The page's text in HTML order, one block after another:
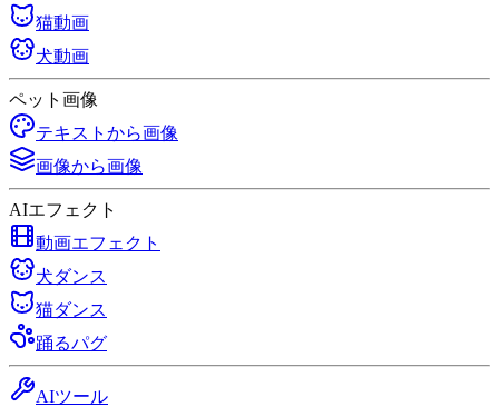
猫動画
犬動画
ペット画像
テキストから画像
画像から画像
AIエフェクト
動画エフェクト
犬ダンス
猫ダンス
踊るパグ
AIツール